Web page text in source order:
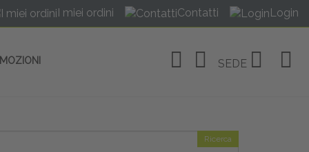
I miei ordini Contatti Login
SEDE
Ricerca